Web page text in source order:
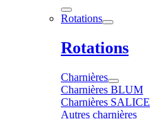
Rotations
Rotations
Charnières
Charnières BLUM
Charnières SALICE
Autres charnières